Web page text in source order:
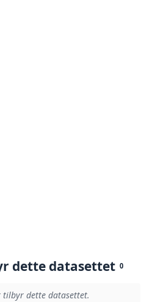
dette datasettet 0
dette datasettet.